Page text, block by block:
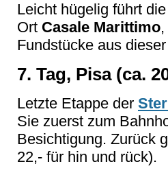
Leicht hügelig führt
Ort Casale Marittimo
Fundstücke aus
7. Tag, Pisa (ca.
Letzte Etappe der
Sie zuerst zum
Besichtigung. Zurück
22,- für hin und rück).